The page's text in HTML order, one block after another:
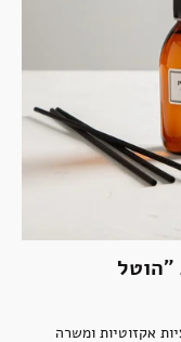
"הוטל
אקזוטיות ומשרה